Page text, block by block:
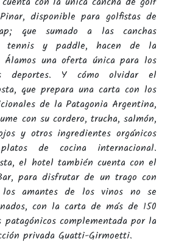
disponible para golfistas de
que sumado a las canchas
tennis y paddle, hacen de la
Álamos una oferta única para los
deportes. Y cómo olvidar el
que prepara una carta con los
de la Patagonia Argentina,
con su cordero, trucha, salmón,
y otros ingredientes orgánicos
de cocina internacional.
el hotel también cuenta con el
para disfrutar de un trago con
amantes de los vinos no se
con la carta de más de 150
complementada por la
privada Guatti-Girmoetti.